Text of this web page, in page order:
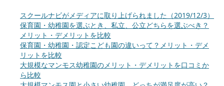
スクールナビがメディアに取り上げられました（2019/12/3）
保育園・幼稚園を選ぶとき、私立、公立どちらを選ぶべき？
メリット・デメリットを比較
保育園・幼稚園・認定こども園の違いって？メリット・デメ
リットを比較
大規模なマンモス幼稚園のメリット・デメリットを口コミか
ら比較